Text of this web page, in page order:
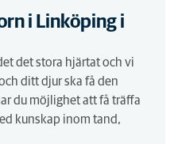
i Linköping i
det stora hjärtat och vi
ditt djur ska få den
du möjlighet att få träffa
kunskap inom tand,